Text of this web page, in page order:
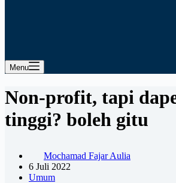
Menu
Non-profit, tapi
tinggi? boleh gitu
Mochamad Fajar Aulia
6 Juli 2022
Umum